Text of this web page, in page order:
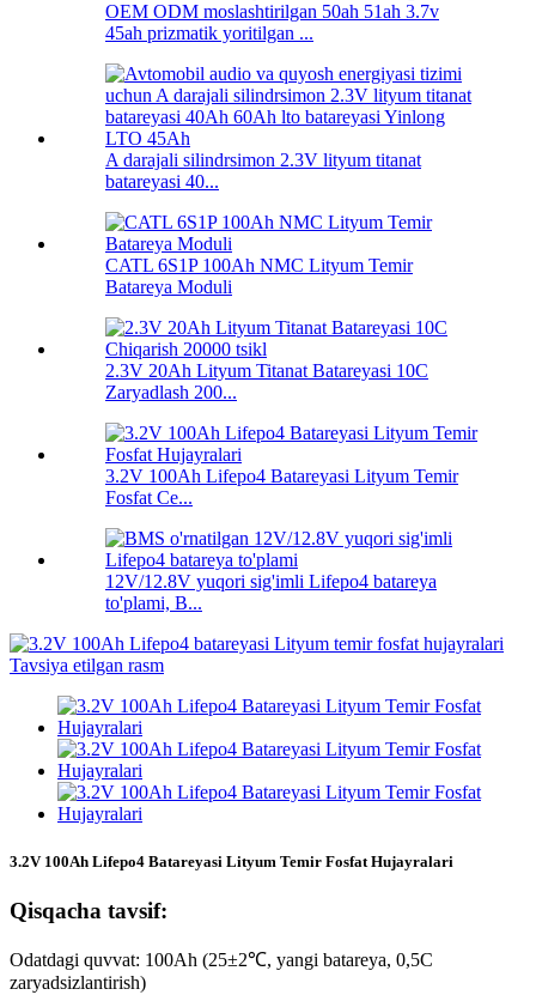
OEM ODM moslashtirilgan 50ah 51ah 3.7v
45ah prizmatik yoritilgan ...
A darajali silindrsimon 2.3V lityum titanat
batareyasi 40...
CATL 6S1P 100Ah NMC Lityum Temir
Batareya Moduli
2.3V 20Ah Lityum Titanat Batareyasi 10C
Zaryadlash 200...
3.2V 100Ah Lifepo4 Batareyasi Lityum Temir
Fosfat Ce...
12V/12.8V yuqori sig'imli Lifepo4 batareya
to'plami, B...
3.2V 100Ah Lifepo4 Batareyasi Lityum Temir Fosfat Hujayralari
Qisqacha tavsif:
Odatdagi quvvat: 100Ah (25±2℃, yangi batareya, 0,5C
zaryadsizlantirish)